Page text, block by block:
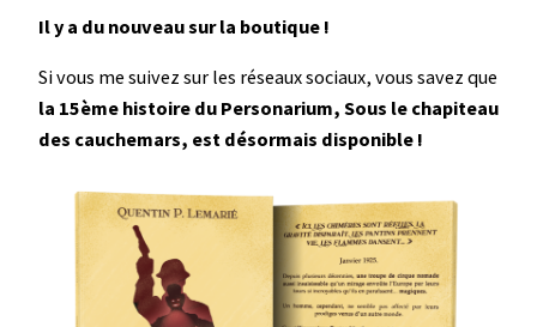
Il y a du nouveau sur la boutique !
Si vous me suivez sur les réseaux sociaux, vous savez que
la 15ème histoire du Personarium, Sous le chapiteau
des cauchemars, est désormais disponible !